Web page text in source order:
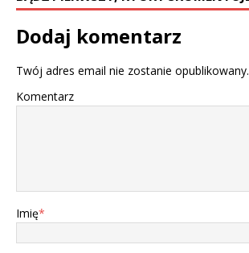
Dodaj komentarz
Twój adres email nie zostanie opublikowany.
Komentarz
Imię*